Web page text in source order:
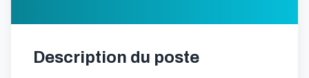
Description du poste